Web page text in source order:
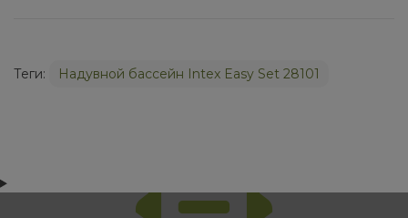
Теги: Надувной бассейн Intex Easy Set 28101